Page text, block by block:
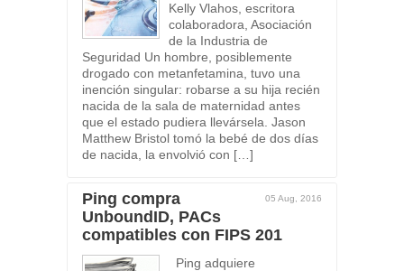
Kelly Vlahos, escritora
colaboradora, Asociación
de la Industria de
Seguridad Un hombre, posiblemente
drogado con metanfetamina, tuvo una
inención singular: robarse a su hija recién
nacida de la sala de maternidad antes
que el estado pudiera llevársela. Jason
Matthew Bristol tomó la bebé de dos días
de nacida, la envolvió con […]
05 Aug, 2016
Ping compra
UnboundID, PACs
compatibles con FIPS 201
Ping adquiere